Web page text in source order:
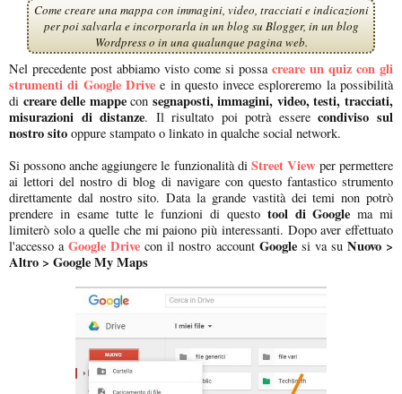
Come creare una mappa con immagini, video, tracciati e indicazioni
per poi salvarla e incorporarla in un blog su Blogger, in un blog
Wordpress o in una qualunque pagina web.
Nel precedente post abbiamo visto come si possa creare un quiz con gli
strumenti di Google Drivee in questo invece esploreremo la possibilità
di creare delle mappecon segnaposti, immagini, video, testi, tracciati,
misurazioni di distanze. Il risultato poi potrà esserecondiviso sul
nostro sito oppure stampato o linkato in qualche social network.
Si possono anche aggiungere le funzionalità di Street View per permettere
ai lettori del nostro di blog di navigare con questo fantastico strumento
direttamente dal nostro sito. Data la grande vastità dei temi non potrò
prendere in esame tutte le funzioni di questotool di Google ma mi
limiterò solo a quelle che mi paiono più interessanti. Dopo aver effettuato
l'accesso aGoogle Drive con il nostro accountGooglesi va su Nuovo >
Altro > Google My Maps